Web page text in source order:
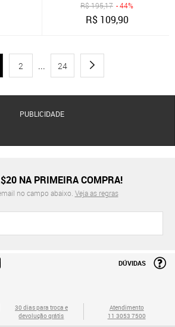
R$195,17 - 44%
R$ 109,90
2 ... 24
PUBLICIDADE
NA PRIMEIRA COMPRA!
no campo abaixo. Veja as regras
DÚVIDAS
30 dias para troca e
devolução grátis
Atendimento
11 3053 7500